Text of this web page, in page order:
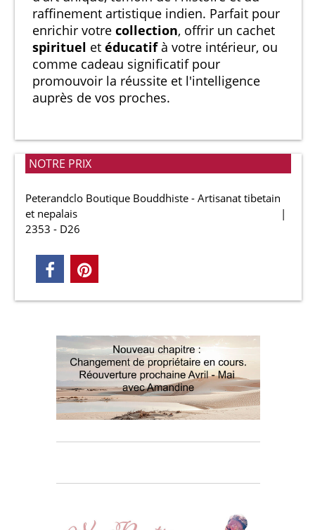
raffinement artistique indien. Parfait pour
enrichir votre collection, offrir un cachet
spirituel et éducatifà votre intérieur, ou
comme cadeau significatif pour
promouvoir la réussite et l'intelligence
auprès de vos proches.
NOTRE PRIX
Peterandclo Boutique Bouddhiste - Artisanat tibetain
et nepalais
2353 - D26